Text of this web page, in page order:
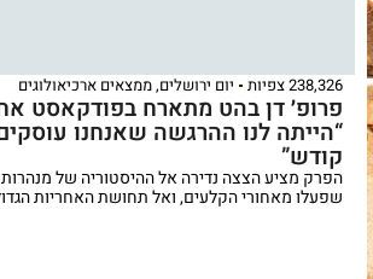
238,326 צפיות יום ירושלים,ממצאים ארכיאולוגים
פרופ׳ דן בהט מתארח בפודקאסט
“הייתה לנו ההרגשה שאנחנו
קודש”
הפרק מציע הצצה נדירה אל ההיסטוריה של
שפעלו מאחורי הקלעים, ואל תחושת האחריות